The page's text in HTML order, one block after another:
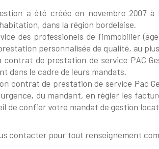
a été créée en novembre 2007
dans la région bordelaise.
des professionels de l'immobilier
personnalisée de qualité, au
contrat de prestation de service PAC
dans le cadre de leurs mandats.
contrat de prestation de service Pac
du mandant, en régler les
de confier votre mandat de gestion
contacter pour tout renseignement